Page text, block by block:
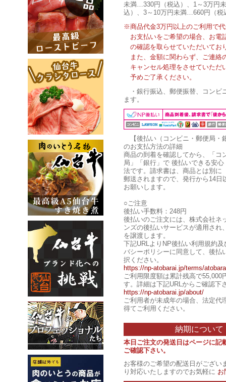
未満…330円（税込）、1～3万円
込）、3～10万円未満…660円（税
※商品代金3万円以上のご利用で
お支払いをご希望の場合、お電
の確認を取らせていただいてお
また、金額に関わらず、ご連絡
キャンセル処理をさせていただ
予めご了承ください。
・銀行振込、郵便振替、コンビ
ます。
【後払い（コンビニ・郵便局・
のお支払方法の詳細
商品の到着を確認してから、「コ
局」「銀行」で 後払いできる安
法です。請求書は、商品とは別に
郵送されますので、発行から14日
お願いします。
○ご注意
後払い手数料：248円
後払いのご注文には、株式会社ネ
ンズの後払いサービスが適用され
を譲渡します。
下記URLよりNP後払い利用規約
バシーポリシーに同意して、後払
択ください。
https://np-atobarai.jp/terms/
ご利用限度額は累計残高で55,000
す。詳細は下記URLからご確認下
https://np-atobarai.jp/about/
ご利用者が未成年の場合、法定代
得てご利用ください。
納期について
本日ご注文の発送日はページに記
ご確認下さい。
お客様のご希望の配送日がござい
り対応いたしますのでお気軽に お